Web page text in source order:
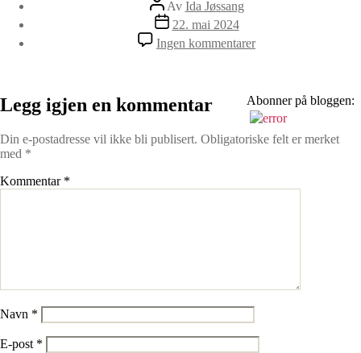
Av Ida Jøssang
Publiseringsdato
22. mai 2024
Ingen kommentarertil
Hettemake
Abonner på bloggen:
Legg igjen en kommentar
Din e-postadresse vil ikke bli publisert. Obligatoriske felt er merket
med *
Kommentar *
Navn *
E-post *